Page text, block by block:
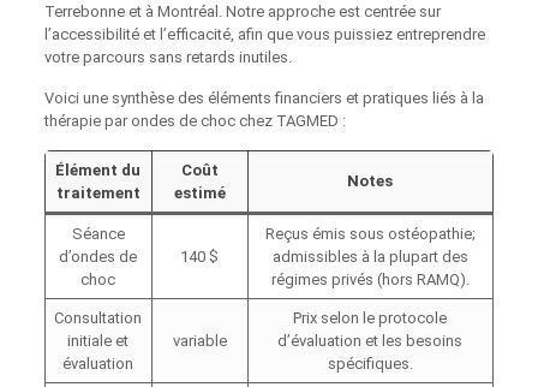
Terrebonne et à Montréal. Notre approche est centrée sur
l’accessibilité et l’efficacité, afin que vous puissiez entreprendre
votre parcours sans retards inutiles.
Voici une synthèse des éléments financiers et pratiques liés à la
thérapie par ondes de choc chez TAGMED :
Élément du
traitement
Coût
estimé
Notes
Séance
d’ondes de
choc
140 $
Reçus émis sous ostéopathie;
admissibles à la plupart des
régimes privés (hors RAMQ).
Consultation
initiale et
évaluation
variable
Prix selon le protocole
d’évaluation et les besoins
spécifiques.